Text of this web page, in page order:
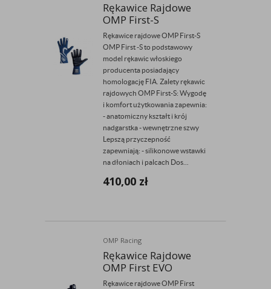
Rękawice Rajdowe
OMP First-S
Rękawice rajdowe OMP First-S
OMP First -S to podstawowy
model rękawic włoskiego
producenta posiadający
homologację FIA. Zalety rękawic
rajdowych OMP First-S: Wygodę
i komfort użytkowania zapewnia:
- anatomiczny kształt i krój
nadgarstka - wewnętrzne szwy
Lepszą przyczepność
zapewniają: - silikonowe wstawki
na dłoniach i palcach Dos...
410,00 zł
OMP Racing
Rękawice Rajdowe
OMP First EVO
Rękawice rajdowe OMP First